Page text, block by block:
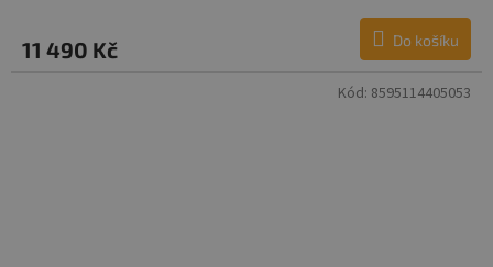
11 490 Kč Do košíku
Kód: 8595114405053